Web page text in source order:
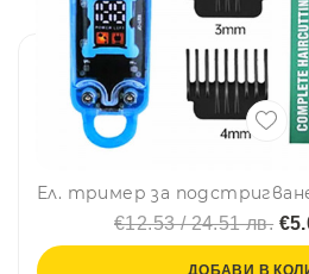
€12.53 / 24.51 лв.
ДОБАВИ В